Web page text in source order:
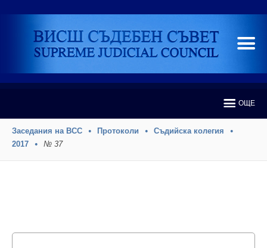
ОЩЕ
Заседания на ВСС Протоколи
Съдийска колегия
2017
№ 37